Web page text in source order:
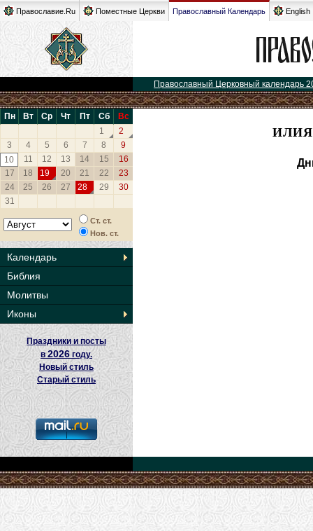
Православие.Ru Поместные Церкви Православный Календарь English
Православный Церковный календарь
Пн Вт Ср Чт Пт Сб
Вс
1
2
3
4 5 6 7 8
9
10
11 12 13 14 15
16
17
18 19 20 21 22
23
24
25 26 27 28 29
30
31
Ст. ст.
Нов. ст.
Календарь
Библия
Молитвы
Иконы
Праздники и посты
в2026 году.
Новый стиль
Старый стиль